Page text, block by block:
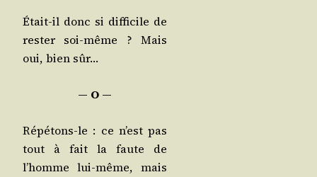
Était-il donc si dif­fi­cile de
res­ter soi-même ? Mais
oui, bien sûr…
― O ―
Répé­tons-le : ce n’est pas
tout à fait la faute de
l’homme lui-même, mais